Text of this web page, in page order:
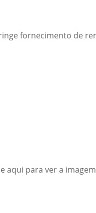
fornecimento de
aqui para ver a